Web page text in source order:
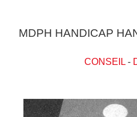
MDPH HANDICAP
CONSEIL-